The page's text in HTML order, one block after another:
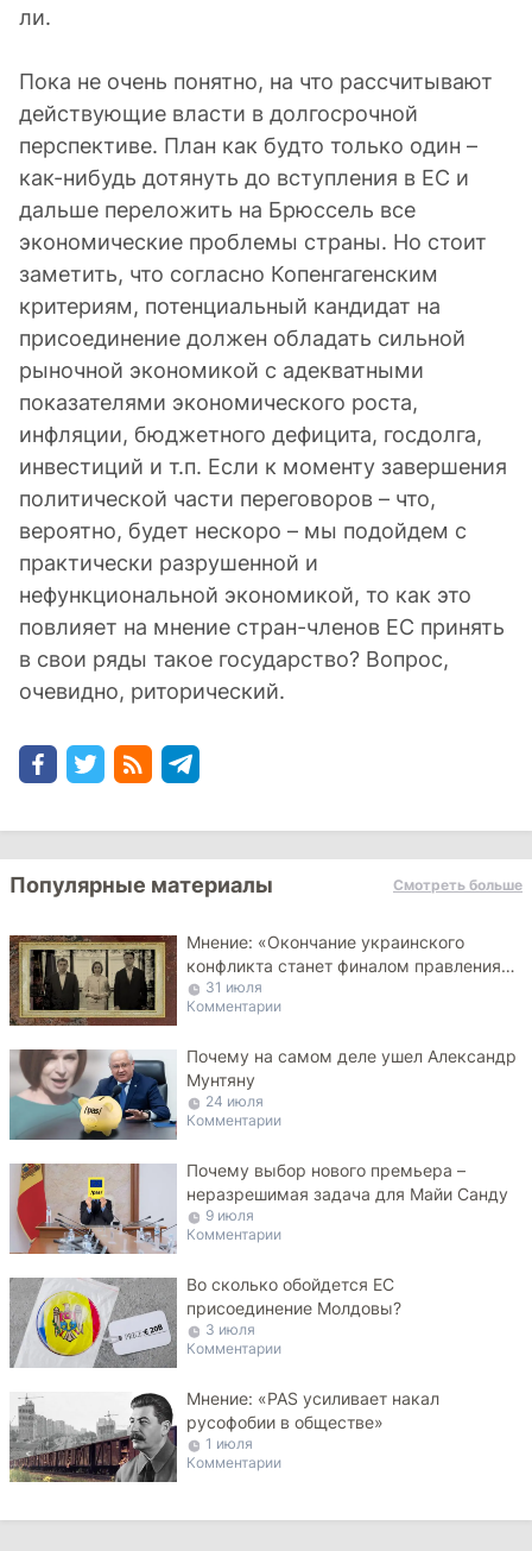
ли.
Пока не очень понятно, на что рассчитывают
действующие власти в долгосрочной
перспективе. План как будто только один –
как-нибудь дотянуть до вступления в ЕС и
дальше переложить на Брюссель все
экономические проблемы страны. Но стоит
заметить, что согласно Копенгагенским
критериям, потенциальный кандидат на
присоединение должен обладать сильной
рыночной экономикой с адекватными
показателями экономического роста,
инфляции, бюджетного дефицита, госдолга,
инвестиций и т.п. Если к моменту завершения
политической части переговоров – что,
вероятно, будет нескоро – мы подойдем с
практически разрушенной и
нефункциональной экономикой, то как это
повлияет на мнение стран-членов ЕС принять
в свои ряды такое государство? Вопрос,
очевидно, риторический.
Популярные материалы Смотреть больше
Мнение: «Окончание украинского
конфликта станет финалом правления
PAS»31 июля
Комментарии
Почему на самом деле ушел Александр
Мунтяну
24 июля
Комментарии
Почему выбор нового премьера –
неразрешимая задача для Майи Санду
9 июля
Комментарии
Во сколько обойдется ЕС
присоединение Молдовы?
3 июля
Комментарии
Мнение: «PAS усиливает накал
русофобии в обществе»
1 июля
Комментарии